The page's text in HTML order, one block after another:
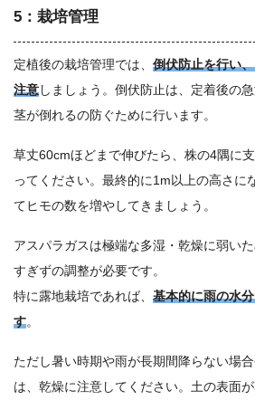
5：栽培管理
定植後の栽培管理では、 倒伏防止を行い
注意しましょう。倒伏防止は、定着後の
茎が倒れるの防ぐために行います。
草丈60cmほどまで伸びたら、株の4隅に
ってください。最終的に1m以上の高さに
てヒモの数を増やしてきましょう。
アスパラガスは極端な多湿・乾燥に弱い
すぎずの調整が必要です。
特に露地栽培であれば、 基本的に雨の水
す。
ただし暑い時期や雨が長期間降らない場
は、乾燥に注意してください。土の表面